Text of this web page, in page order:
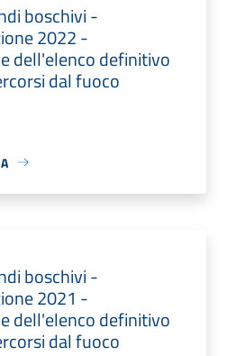
boschivi -
2022 -
dell'elenco definitivo
dal fuoco
boschivi -
2021 -
dell'elenco definitivo
dal fuoco